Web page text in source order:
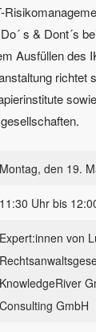
s & Dont´s
Ausfüllen des
richtet
sowie
Montag, den 19.
11:30 Uhr bis
Expert:innen von
KnowledgeRiver
Consulting GmbH